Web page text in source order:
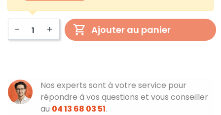
- + Ajouter au panier
Nos experts sont à votre service pour
répondre à vos questions et vous conseiller
au 04 13 68 03 51.